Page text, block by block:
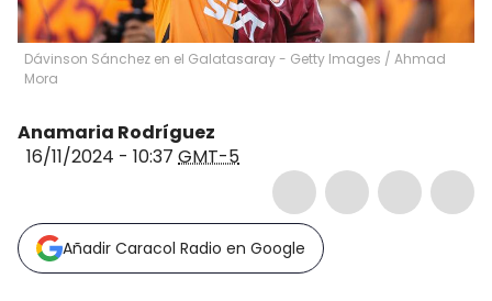
Dávinson Sánchez en el Galatasaray - Getty Images / Ahmad
Mora
Anamaria Rodríguez
16/11/2024 - 10:37 GMT-5
Añadir Caracol Radio en Google